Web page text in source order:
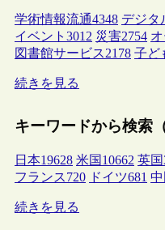
学術情報流通4348 デジタ
イベント 3012 災害2754
図書館サービス2178 子ど
続きを見る
キーワードから検索
日本19628 米国 10662 英国
フランス720 ドイツ681 中
続きを見る